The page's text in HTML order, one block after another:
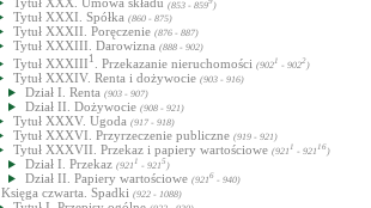
(853 - 859 )
Tytuł XXXI. Spółka (860 - 875)
Tytuł XXXII. Poręczenie (876 - 887)
Tytuł XXXIII. Darowizna (888 - 902)
Tytuł XXXIII 1 . Przekazanie nieruchomości (9021 - 9022)
Tytuł XXXIV. Renta i dożywocie (903 - 916)
Dział I. Renta (903 - 907)
Dział II. Dożywocie (908 - 921)
Tytuł XXXV. Ugoda (917 - 918)
Tytuł XXXVI. Przyrzeczenie publiczne (919 - 921)
Tytuł XXXVII. Przekaz i papiery wartościowe (921 1 - 921 16 )
Dział I. Przekaz (921 1 - 9215 )
Dział II. Papiery wartościowe (9216 - 940)
Księga czwarta. Spadki (922 - 1088)